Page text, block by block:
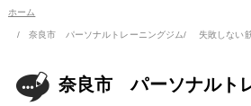
ホーム
奈良市 パーソナルトレーニングジム/ 失敗しない筋
奈良市 パーソナルト